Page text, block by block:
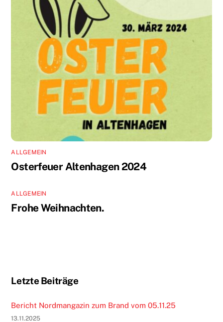
ALLGEMEIN
Osterfeuer Altenhagen 2024
ALLGEMEIN
Frohe Weihnachten.
Letzte Beiträge
Bericht Nordmangazin zum Brand vom 05.11.25
13.11.2025